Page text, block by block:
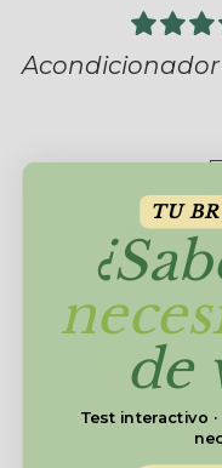
TU
de
Test interactivo